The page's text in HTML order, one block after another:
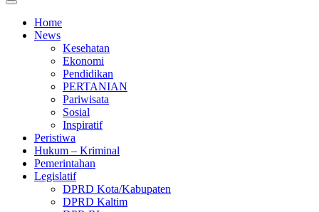
Home
News
Kesehatan
Ekonomi
Pendidikan
PERTANIAN
Pariwisata
Sosial
Inspiratif
Peristiwa
Hukum – Kriminal
Pemerintahan
Legislatif
DPRD Kota/Kabupaten
DPRD Kaltim